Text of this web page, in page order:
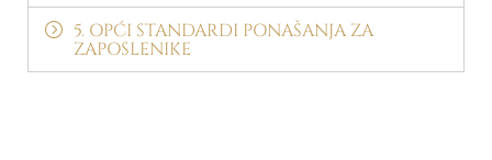
5. OPĆI STANDARDI PONAŠANJA ZA
ZAPOSLENIKE